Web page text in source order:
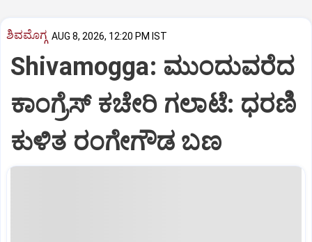
ಶಿವಮೊಗ್ಗ AUG 8, 2026, 12:20 PM IST
Shivamogga: ಮುಂದುವರೆದ
ಕಾಂಗ್ರೆಸ್ ಕಚೇರಿ ಗಲಾಟೆ: ಧರಣಿ
ಕುಳಿತ ರಂಗೇಗೌಡ ಬಣ